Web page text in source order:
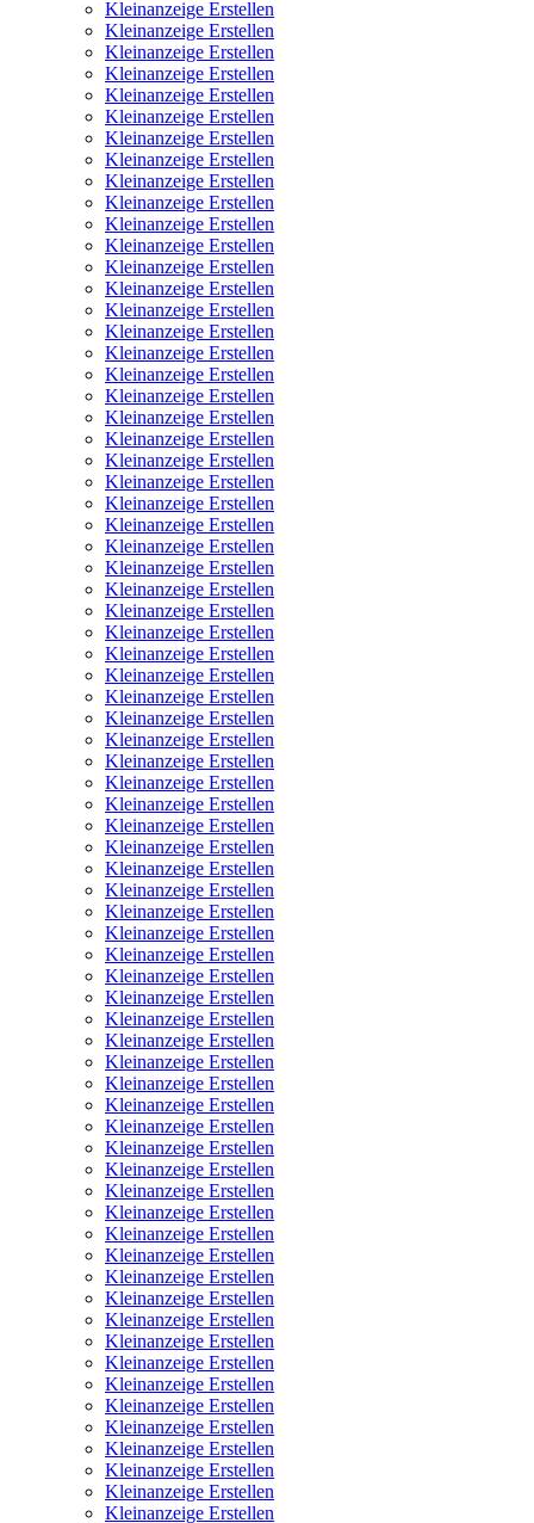
Kleinanzeige Erstellen
Kleinanzeige Erstellen
Kleinanzeige Erstellen
Kleinanzeige Erstellen
Kleinanzeige Erstellen
Kleinanzeige Erstellen
Kleinanzeige Erstellen
Kleinanzeige Erstellen
Kleinanzeige Erstellen
Kleinanzeige Erstellen
Kleinanzeige Erstellen
Kleinanzeige Erstellen
Kleinanzeige Erstellen
Kleinanzeige Erstellen
Kleinanzeige Erstellen
Kleinanzeige Erstellen
Kleinanzeige Erstellen
Kleinanzeige Erstellen
Kleinanzeige Erstellen
Kleinanzeige Erstellen
Kleinanzeige Erstellen
Kleinanzeige Erstellen
Kleinanzeige Erstellen
Kleinanzeige Erstellen
Kleinanzeige Erstellen
Kleinanzeige Erstellen
Kleinanzeige Erstellen
Kleinanzeige Erstellen
Kleinanzeige Erstellen
Kleinanzeige Erstellen
Kleinanzeige Erstellen
Kleinanzeige Erstellen
Kleinanzeige Erstellen
Kleinanzeige Erstellen
Kleinanzeige Erstellen
Kleinanzeige Erstellen
Kleinanzeige Erstellen
Kleinanzeige Erstellen
Kleinanzeige Erstellen
Kleinanzeige Erstellen
Kleinanzeige Erstellen
Kleinanzeige Erstellen
Kleinanzeige Erstellen
Kleinanzeige Erstellen
Kleinanzeige Erstellen
Kleinanzeige Erstellen
Kleinanzeige Erstellen
Kleinanzeige Erstellen
Kleinanzeige Erstellen
Kleinanzeige Erstellen
Kleinanzeige Erstellen
Kleinanzeige Erstellen
Kleinanzeige Erstellen
Kleinanzeige Erstellen
Kleinanzeige Erstellen
Kleinanzeige Erstellen
Kleinanzeige Erstellen
Kleinanzeige Erstellen
Kleinanzeige Erstellen
Kleinanzeige Erstellen
Kleinanzeige Erstellen
Kleinanzeige Erstellen
Kleinanzeige Erstellen
Kleinanzeige Erstellen
Kleinanzeige Erstellen
Kleinanzeige Erstellen
Kleinanzeige Erstellen
Kleinanzeige Erstellen
Kleinanzeige Erstellen
Kleinanzeige Erstellen
Kleinanzeige Erstellen